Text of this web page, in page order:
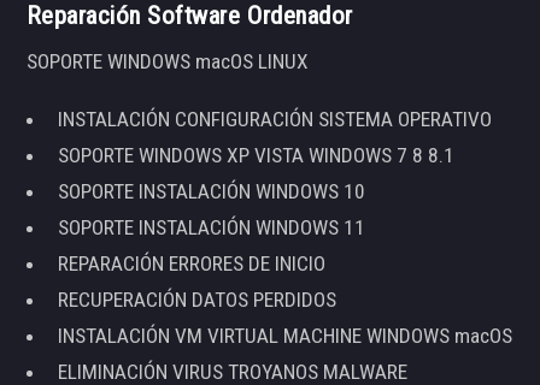
Reparación Software Ordenador
SOPORTE WINDOWS macOS LINUX
INSTALACIÓN CONFIGURACIÓN SISTEMA OPERATIVO
SOPORTE WINDOWS XP VISTA WINDOWS 7 8 8.1
SOPORTE INSTALACIÓN WINDOWS 10
SOPORTE INSTALACIÓN WINDOWS 11
REPARACIÓN ERRORES DE INICIO
RECUPERACIÓN DATOS PERDIDOS
INSTALACIÓN VM VIRTUAL MACHINE WINDOWS macOS
ELIMINACIÓN VIRUS TROYANOS MALWARE